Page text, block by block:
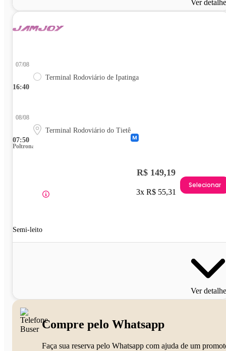
Ver
16:40
07/08
Terminal Rodoviário de Ipatinga
07:50
08/08
Terminal Rodoviário do Tietê
Poltrona
Semi-leito
R$ 149,19
3x R$ 55,31
Selecionar
Ver
Compre pelo Whatsapp
Faça sua reserva pelo Whatsapp com ajuda de um